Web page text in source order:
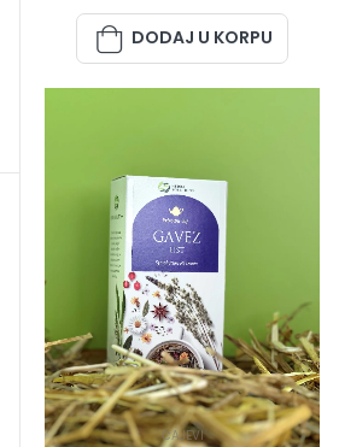
DODAJ U KORPU
ČAJEVI